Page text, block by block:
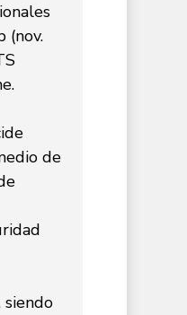
(nov.
de
siendo